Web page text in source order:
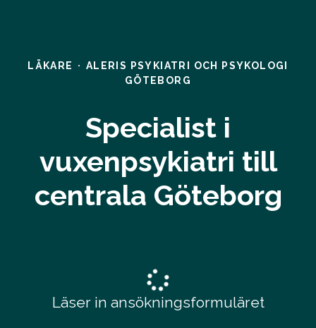
LÄKARE · ALERIS PSYKIATRI OCH PSYKOLOGI
GÖTEBORG
Specialist i
vuxenpsykiatri till
centrala Göteborg
Läser in ansökningsformuläret